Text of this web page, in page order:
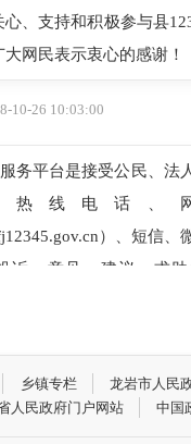
心、支持和积极参与县
网民表示衷心的感谢！
10-26 10:03:00
务平台是接受公民、法
热线电话、
）、短信、
诉、意见、建议、求
2018-10-26 10:07:00
乡镇专栏
龙岩市人民
人民政府门户网站
中国